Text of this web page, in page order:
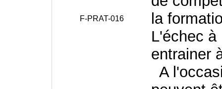
F-PRAT-016
la
L'échec
entrainer
A